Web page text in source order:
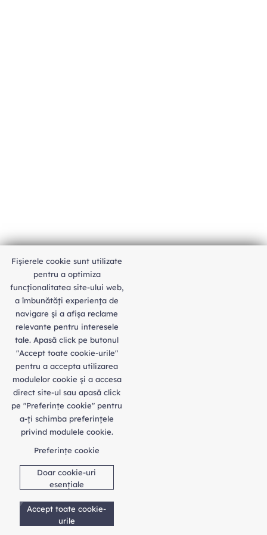
An unexpected error has occurred
Fișierele cookie sunt utilizate
pentru a optimiza
funcţionalitatea site-ului web,
a îmbunătăţi experienţa de
navigare şi a afişa reclame
relevante pentru interesele
tale. Apasă click pe butonul
"Accept toate cookie-urile"
pentru a accepta utilizarea
modulelor cookie şi a accesa
direct site-ul sau apasă click
pe "Preferințe cookie" pentru
a-ţi schimba preferinţele
privind modulele cookie.
Preferințe cookie
Doar cookie-uri
esențiale
Accept toate cookie-
urile